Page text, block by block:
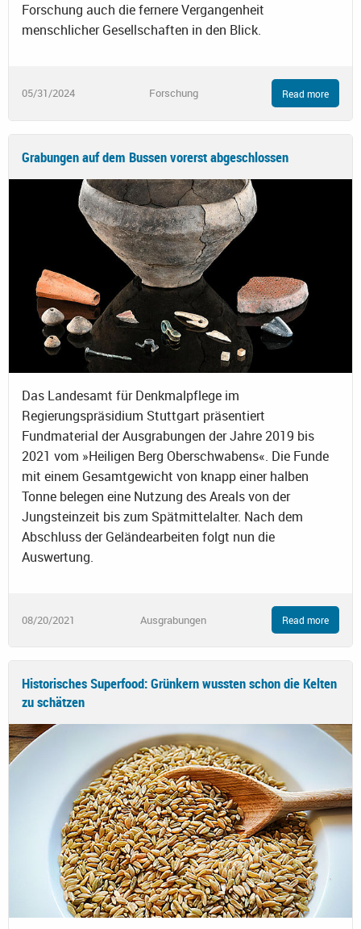
Forschung auch die fernere Vergangenheit
menschlicher Gesellschaften in den Blick.
05/31/2024 Forschung Read more
Grabungen auf dem Bussen vorerst abgeschlossen
Das Landesamt für Denkmalpflege im
Regierungspräsidium Stuttgart präsentiert
Fundmaterial der Ausgrabungen der Jahre 2019 bis
2021 vom »Heiligen Berg Oberschwabens«. Die Funde
mit einem Gesamtgewicht von knapp einer halben
Tonne belegen eine Nutzung des Areals von der
Jungsteinzeit bis zum Spätmittelalter. Nach dem
Abschluss der Geländearbeiten folgt nun die
Auswertung.
08/20/2021 Ausgrabungen Read more
Historisches Superfood: Grünkern wussten schon die Kelten
zu schätzen